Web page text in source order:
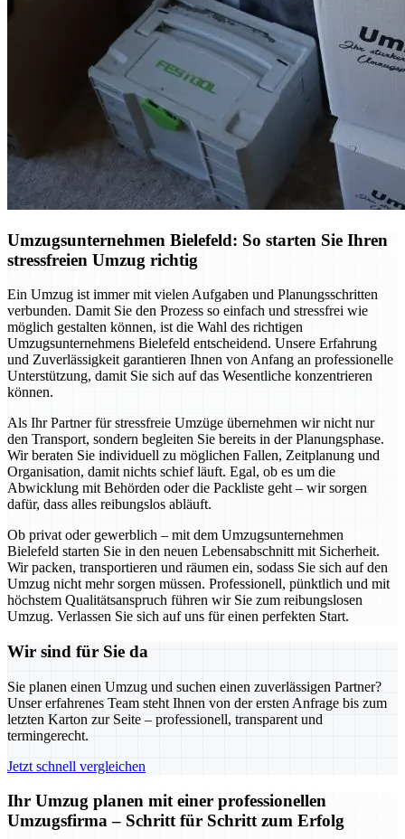
Umzugsunternehmen Bielefeld: So starten Sie Ihren
stressfreien Umzug richtig
Ein Umzug ist immer mit vielen Aufgaben und Planungsschritten
verbunden. Damit Sie den Prozess so einfach und stressfrei wie
möglich gestalten können, ist die Wahl des richtigen
Umzugsunternehmens Bielefeld entscheidend. Unsere Erfahrung
und Zuverlässigkeit garantieren Ihnen von Anfang an professionelle
Unterstützung, damit Sie sich auf das Wesentliche konzentrieren
können.
Als Ihr Partner für stressfreie Umzüge übernehmen wir nicht nur
den Transport, sondern begleiten Sie bereits in der Planungsphase.
Wir beraten Sie individuell zu möglichen Fallen, Zeitplanung und
Organisation, damit nichts schief läuft. Egal, ob es um die
Abwicklung mit Behörden oder die Packliste geht – wir sorgen
dafür, dass alles reibungslos abläuft.
Ob privat oder gewerblich – mit dem Umzugsunternehmen
Bielefeld starten Sie in den neuen Lebensabschnitt mit Sicherheit.
Wir packen, transportieren und räumen ein, sodass Sie sich auf den
Umzug nicht mehr sorgen müssen. Professionell, pünktlich und mit
höchstem Qualitätsanspruch führen wir Sie zum reibungslosen
Umzug. Verlassen Sie sich auf uns für einen perfekten Start.
Wir sind für Sie da
Sie planen einen Umzug und suchen einen zuverlässigen Partner?
Unser erfahrenes Team steht Ihnen von der ersten Anfrage bis zum
letzten Karton zur Seite – professionell, transparent und
termingerecht.
Jetzt schnell vergleichen
Ihr Umzug planen mit einer professionellen
Umzugsfirma – Schritt für Schritt zum Erfolg